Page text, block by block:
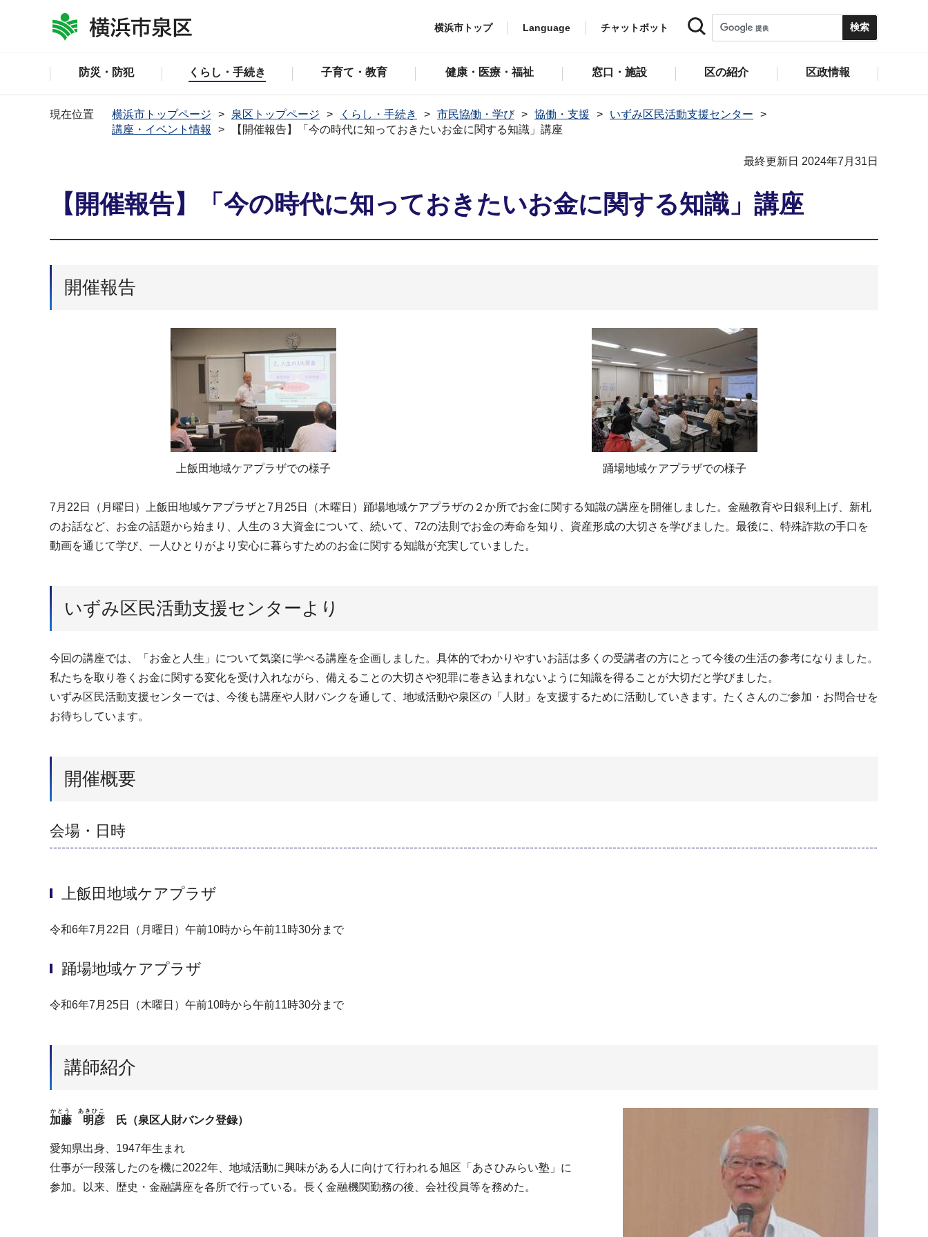
横浜市トップ Language チャットボット
防災・防犯 くらし・手続き 子育て・教育 健康・医療・福祉 窓口・施設 区の紹介 区政情報
現在位置 横浜市トップページ 泉区トップページ くらし・手続き 市民協働・学び 協働・支援
いずみ区民活動支援センター
講座・イベント情報
【開催報告】「今の時代に知っておきたいお金に関する知識」講座
最終更新日 2024年7月31日
【開催報告】「今の時代に知っておきたいお金に関する知識」講座
開催報告
上飯田地域ケアプラザでの様子 踊場地域ケアプラザでの様子
7月22日（月曜日）上飯田地域ケアプラザと7月25日（木曜日）踊場地域ケアプラザの２か所でお金に関する知識の講座を開催しました。金融教育や日銀利上げ、新札
のお話など、お金の話題から始まり、人生の３大資金について、続いて、72の法則でお金の寿命を知り、資産形成の大切さを学びました。最後に、特殊詐欺の手口を
動画を通じて学び、一人ひとりがより安心に暮らすためのお金に関する知識が充実していました。
いずみ区民活動支援センターより
今回の講座では、「お金と人生」について気楽に学べる講座を企画しました。具体的でわかりやすいお話は多くの受講者の方にとって今後の生活の参考になりました。
私たちを取り巻くお金に関する変化を受け入れながら、備えることの大切さや犯罪に巻き込まれないように知識を得ることが大切だと学びました。
いずみ区民活動支援センターでは、今後も講座や人財バンクを通して、地域活動や泉区の「人財」を支援するために活動していきます。たくさんのご参加・お問合せを
お待ちしています。
開催概要
会場・日時
上飯田地域ケアプラザ
令和6年7月22日（月曜日）午前10時から午前11時30分まで
踊場地域ケアプラザ
令和6年7月25日（木曜日）午前10時から午前11時30分まで
講師紹介
加藤 明彦
かとう あきひこ
氏（泉区人財バンク登録）
愛知県出身、1947年生まれ
仕事が一段落したのを機に2022年、地域活動に興味がある人に向けて行われる旭区「あさひみらい塾」に
参加。以来、歴史・金融講座を各所で行っている。長く金融機関勤務の後、会社役員等を務めた。